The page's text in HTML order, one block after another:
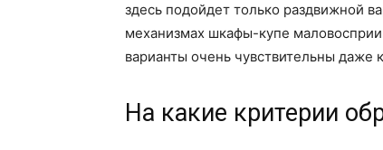
здесь подойдет только раздвижной
механизмах шкафы-купе
варианты очень чувствительны
На какие критерии